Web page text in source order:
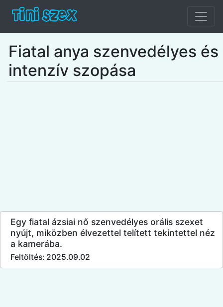
Fiatal anya szenvedélyes és
intenzív szopása
Egy fiatal ázsiai nő szenvedélyes orális szexet
nyújt, miközben élvezettel telített tekintettel néz
a kamerába.
Feltöltés: 2025.09.02